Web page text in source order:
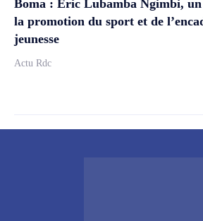
Boma : Éric Lubamba Ngimbi,
la promotion du sport et de
jeunesse
Actu Rdc